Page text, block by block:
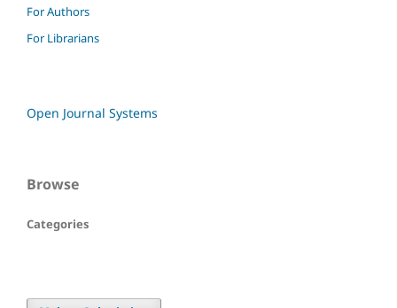
For Authors
For Librarians
Open Journal Systems
Browse
Categories